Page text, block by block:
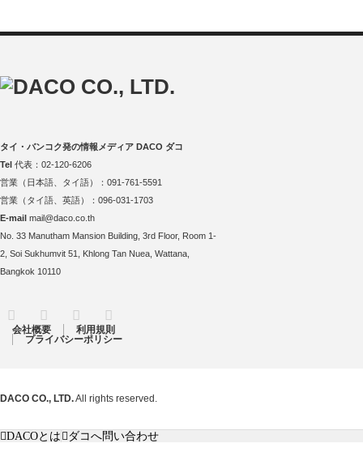
タイ・バンコク発の情報メディア DACO ダコ
Tel 代表：02-120-6206
営業（日本語、タイ語）：091-761-5591
営業（タイ語、英語）：096-031-1703
E-mail mail@daco.co.th
No. 33 Manutham Mansion Building, 3rd Floor, Room 1-
2, Soi Sukhumvit 51, Khlong Tan Nuea, Wattana,
Bangkok 10110
Twitter FacebookInstagram
会社概要
利用規則
プライバシーポリシー
DACO CO., LTD.All rights reserved.
DACOとは ダコへ問い合わせ